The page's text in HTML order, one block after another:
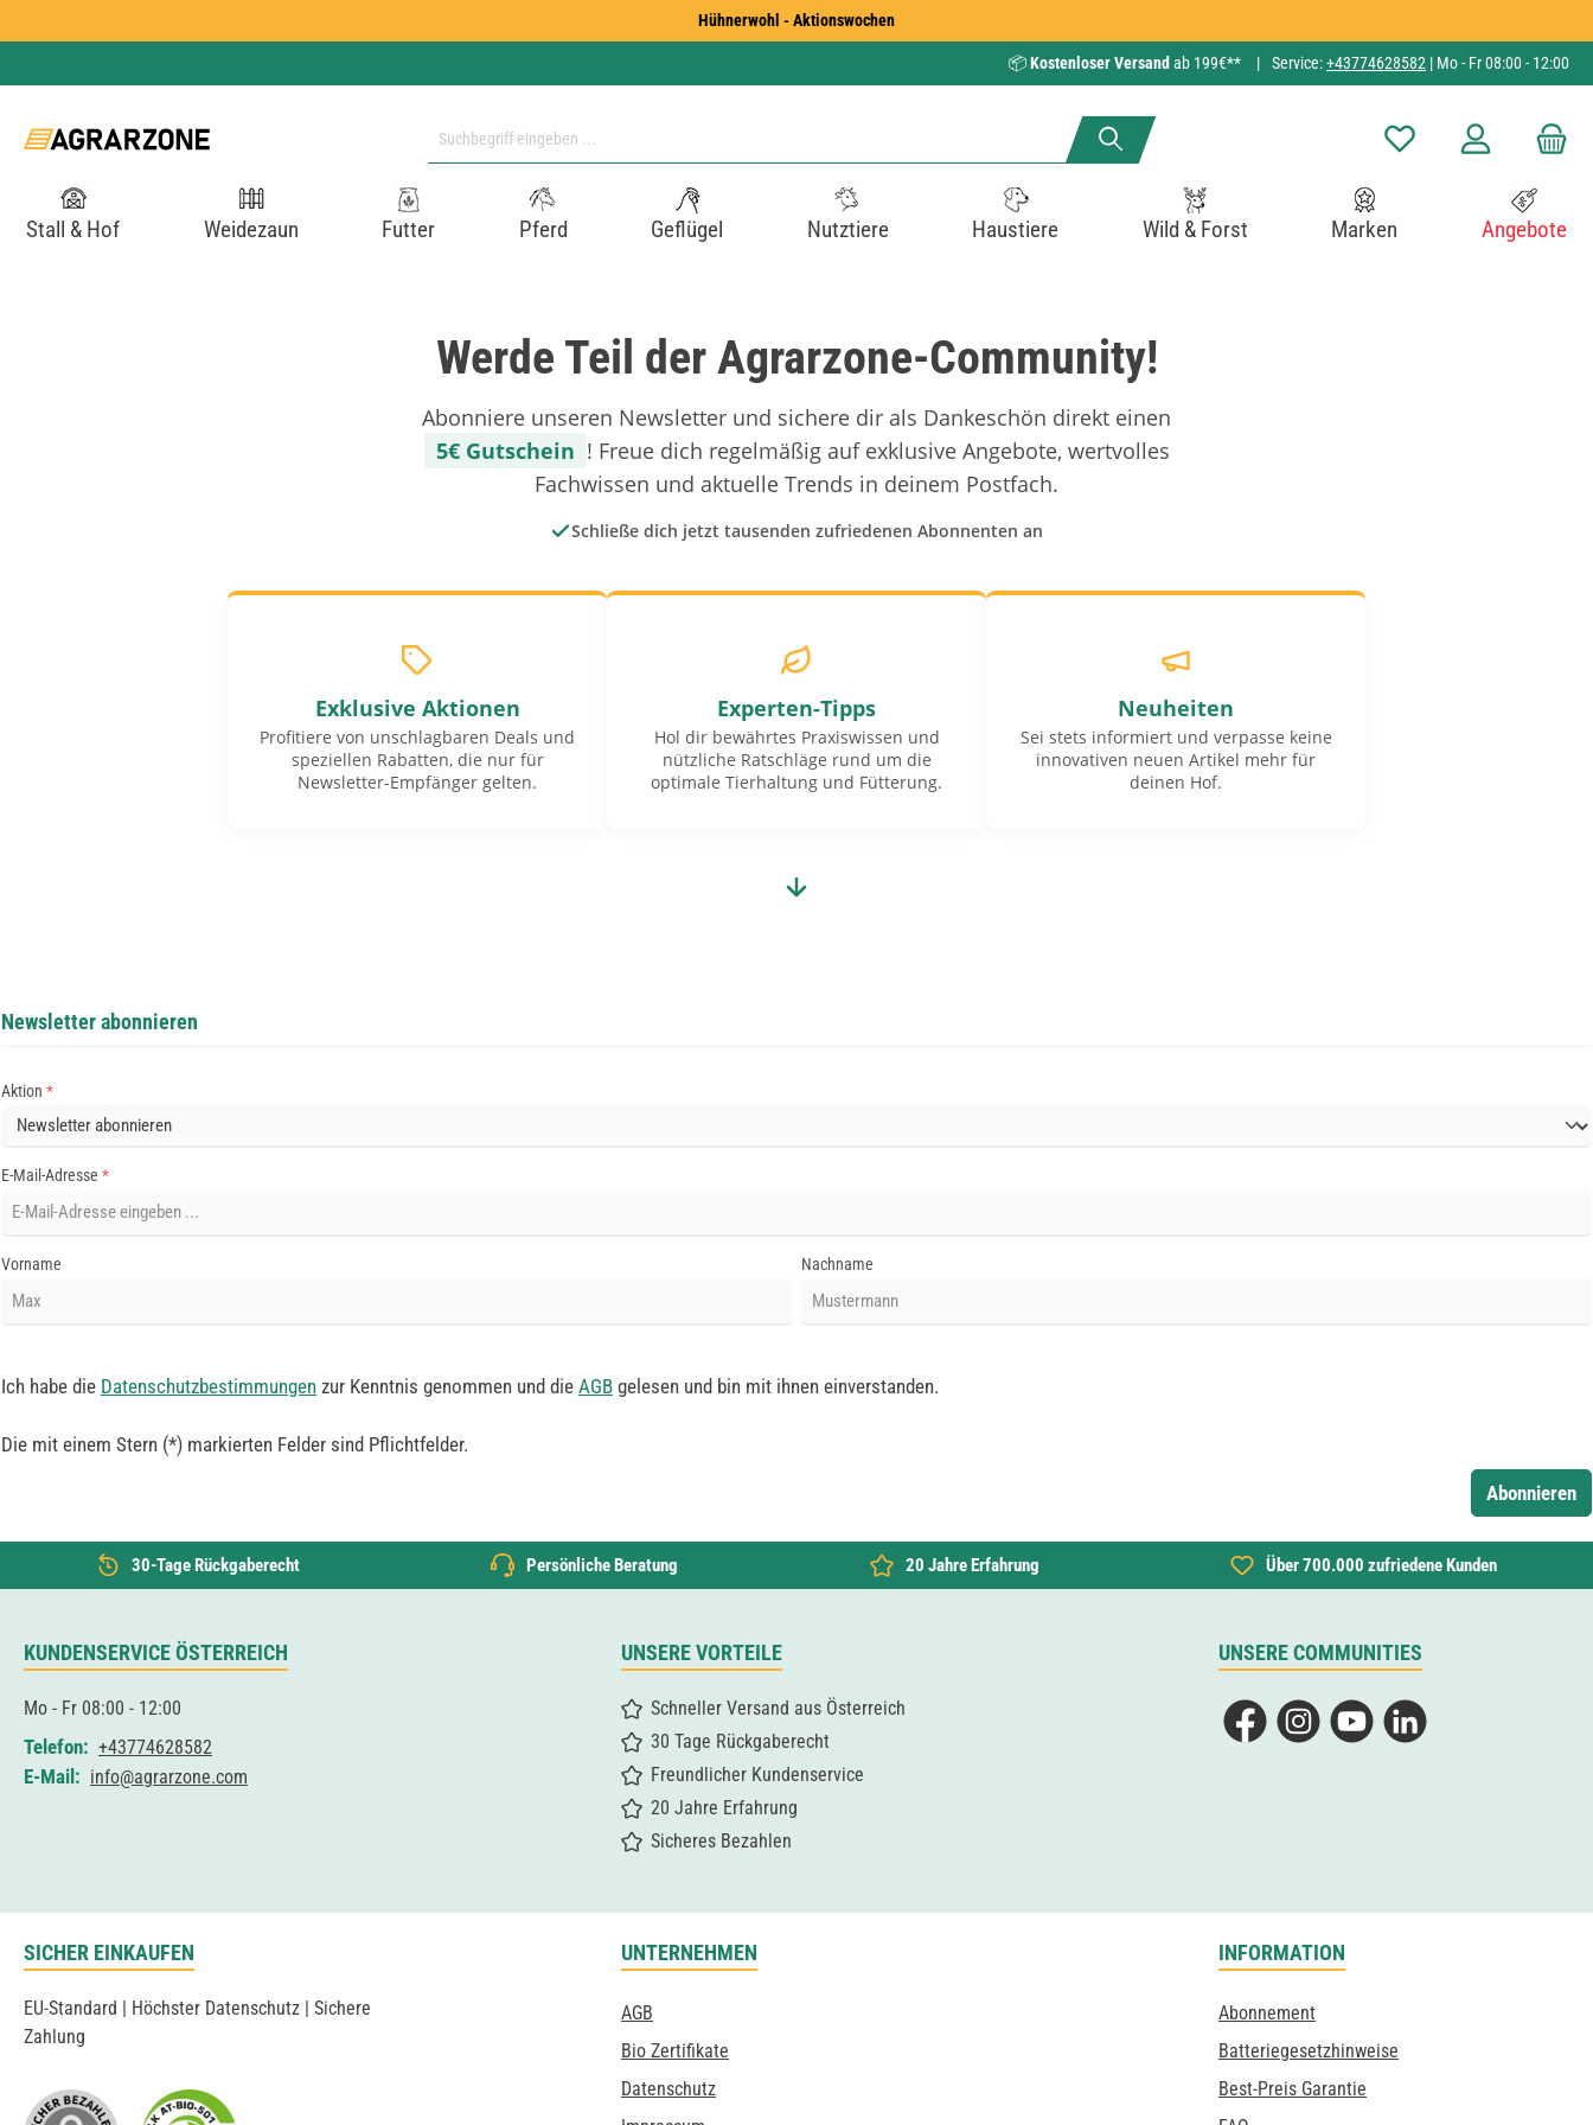
Hühnerwohl - Aktionswochen
📦Kostenloser Versand ab 199€** | Service:+43774628582 | Mo - Fr 08:00 - 12:00
Du hast 0 Produkte auf
Stall & Hof Weidezaun Futter Pferd Geflügel Nutztiere Haustiere Wild & Forst Marken Angebote
Werde Teil der Agrarzone-Community!
Abonniere unseren Newsletter und sichere dir als Dankeschön direkt einen
5€ Gutschein ! Freue dich regelmäßig auf exklusive Angebote, wertvolles
Fachwissen und aktuelle Trends in deinem Postfach.
Schließe dich jetzt tausenden zufriedenen Abonnenten an
Exklusive Aktionen
Profitiere von unschlagbaren Deals und
speziellen Rabatten, die nur für
Newsletter-Empfänger gelten.
Experten-Tipps
Hol dir bewährtes Praxiswissen und
nützliche Ratschläge rund um die
optimale Tierhaltung und Fütterung.
Neuheiten
Sei stets informiert und verpasse keine
innovativen neuen Artikel mehr für
deinen Hof.
Newsletter abonnieren
Aktion *
E-Mail-Adresse *
Vorname Nachname
Ich habe die Datenschutzbestimmungen zur Kenntnis genommen und die AGB gelesen und bin mit ihnen einverstanden.
Die mit einem Stern (*) markierten Felder sind Pflichtfelder.
Abonnieren
30-Tage Rückgaberecht Persönliche Beratung 20 Jahre Erfahrung Über 700.000 zufriedene Kunden
KUNDENSERVICE ÖSTERREICH
Mo - Fr 08:00 - 12:00
Telefon: +43774628582
E-Mail: info@agrarzone.com
UNSERE VORTEILE
Schneller Versand aus Österreich
30 Tage Rückgaberecht
Freundlicher Kundenservice
20 Jahre Erfahrung
Sicheres Bezahlen
UNSERE COMMUNITIES
FacebookInstagramYouTubeLinkedIn
SICHER EINKAUFEN
EU-Standard | Höchster Datenschutz | Sichere
Zahlung
UNTERNEHMEN
AGB
Bio Zertifikate
Datenschutz
INFORMATION
Abonnement
Batteriegesetzhinweise
Best-Preis Garantie